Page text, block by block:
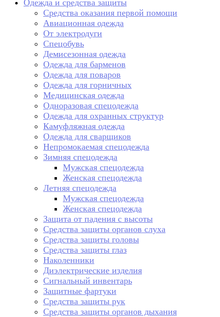
Одежда и средства защиты
Средства оказания первой помощи
Авиационная одежда
От электродуги
Спецобувь
Демисезонная одежда
Одежда для барменов
Одежда для поваров
Одежда для горничных
Медицинская одежда
Одноразовая спецодежда
Одежда для охранных структур
Камуфляжная одежда
Одежда для сварщиков
Непромокаемая спецодежда
Зимняя спецодежда
Мужская спецодежда
Женская спецодежда
Летняя спецодежда
Мужская спецодежда
Женская спецодежда
Защита от падения с высоты
Средства защиты органов слуха
Средства защиты головы
Средства защиты глаз
Наколенники
Диэлектрические изделия
Сигнальный инвентарь
Защитные фартуки
Средства защиты рук
Средства защиты органов дыхания